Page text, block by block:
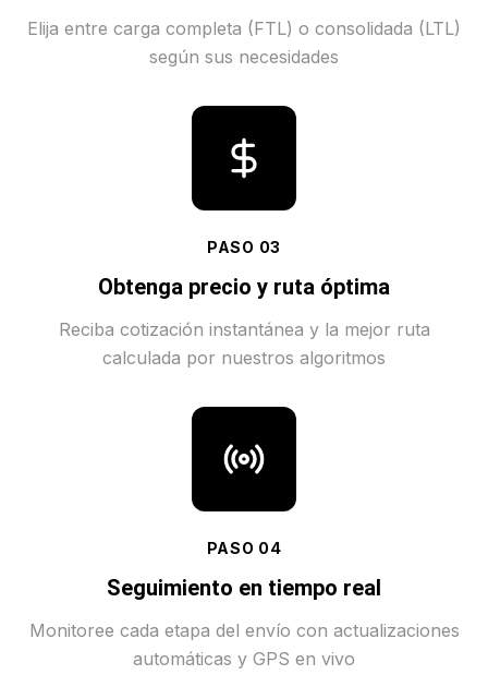
Elija entre carga completa (FTL) o consolidada (LTL)
según sus necesidades
PASO 03
Obtenga precio y ruta óptima
Reciba cotización instantánea y la mejor ruta
calculada por nuestros algoritmos
PASO 04
Seguimiento en tiempo real
Monitoree cada etapa del envío con actualizaciones
automáticas y GPS en vivo